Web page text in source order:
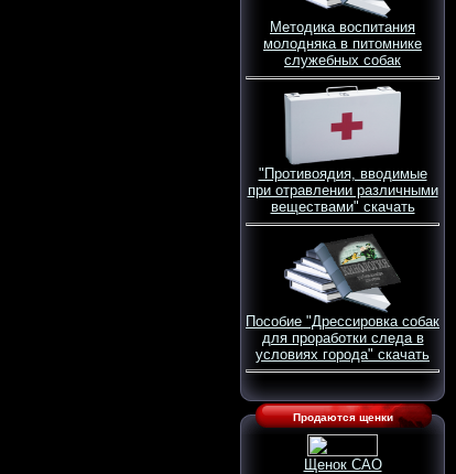
Методика воспитания
молодняка в питомнике
служебных собак
"Противоядия, вводимые
при отравлении различными
веществами" скачать
Пособие "Дрессировка собак
для проработки следа в
условиях города" скачать
Продаются щенки
Щенок САО